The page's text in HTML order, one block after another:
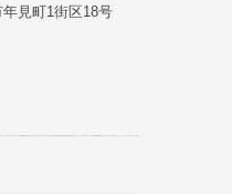
見町1街区18号